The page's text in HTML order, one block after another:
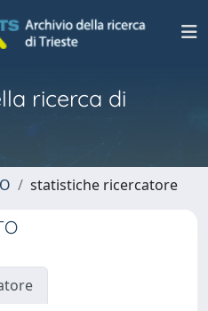
ricerca di
statistiche ricercatore